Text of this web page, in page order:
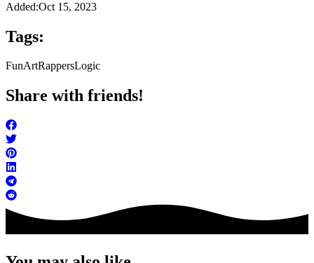
Added:Oct 15, 2023
Tags:
FunArtRappersLogic
Share with friends!